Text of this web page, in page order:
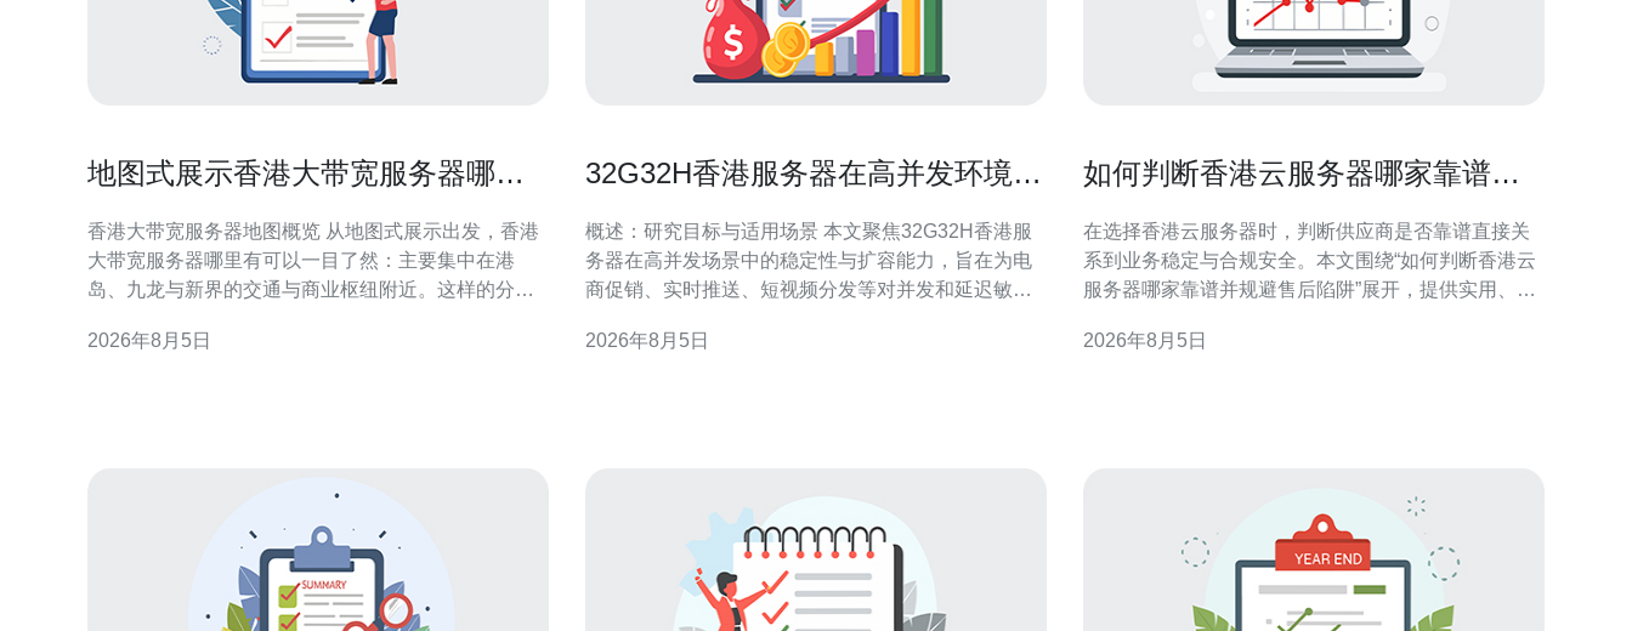
地图式展示香港大带宽服务器哪里
香港大带宽服务器地图概览 从地图式展示出发，香港
大带宽服务器哪里有可以一目了然：主要集中在港
岛、九龙与新界的交通与商业枢纽附近。这样的分布
性，便于企业根据业务区域和访问来源快速定位合适
2026年8月5日
32G32H香港服务器在高并发环境下
概述：研究目标与适用场景 本文聚焦32G32H香港服
务器在高并发场景中的稳定性与扩容能力，旨在为电
商促销、实时推送、短视频分发等对并发和延迟敏感
能与运维方案四个维度，评估在不同压力下的表现与
2026年8月5日
如何判断香港云服务器哪家靠谱并
在选择香港云服务器时，判断供应商是否靠谱直接关
系到业务稳定与合规安全。本文围绕“如何判断香港云
服务器哪家靠谱并规避售后陷阱”展开，提供实用、可
么选择香港云服务器值得慎重考虑 香港作为国际互联
2026年8月5日